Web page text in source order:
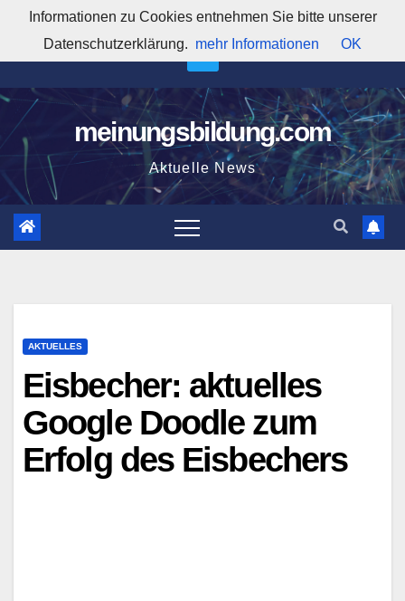
springen
8:40:25 PM
meinungsbildung.com
Aktuelle News
AKTUELLES
Eisbecher: aktuelles
Google Doodle zum
Erfolg des Eisbechers
Informationen zu Cookies entnehmen Sie bitte unserer
Datenschutzerklärung. mehr Informationen OK